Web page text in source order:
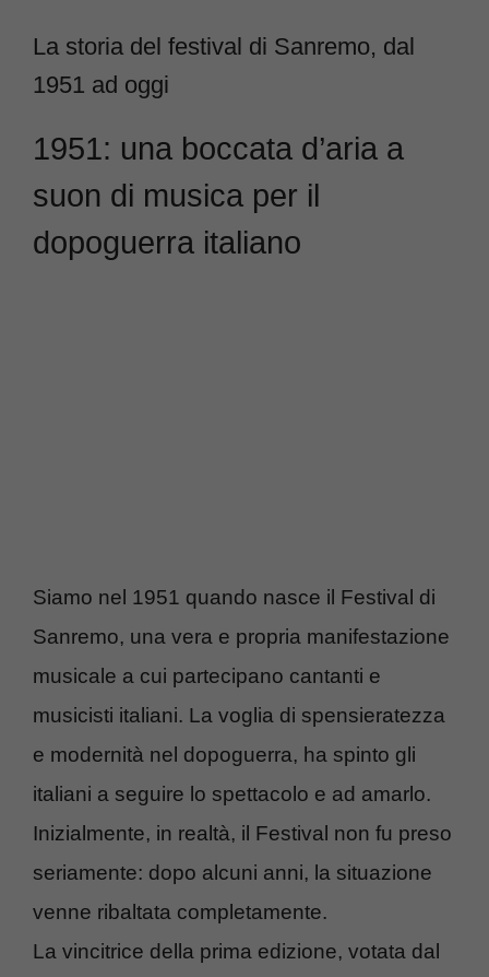
La storia del festival di Sanremo, dal
1951 ad oggi
1951: una boccata d’aria a
suon di musica per il
dopoguerra italiano
Siamo nel 1951 quando nasce il Festival di
Sanremo, una vera e propria manifestazione
musicale a cui partecipano cantanti e
musicisti italiani. La voglia di spensieratezza
e modernità nel dopoguerra, ha spinto gli
italiani a seguire lo spettacolo e ad amarlo.
Inizialmente, in realtà, il Festival non fu preso
seriamente: dopo alcuni anni, la situazione
venne ribaltata completamente.
La vincitrice della prima edizione, votata dal